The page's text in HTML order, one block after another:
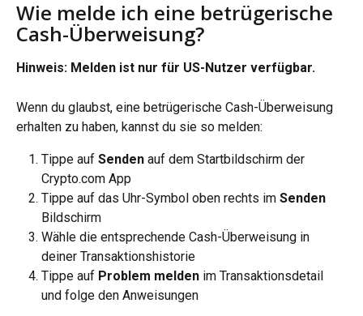
Wie melde ich eine betrügerische
Cash-Überweisung?
Hinweis: Melden ist nur für US-Nutzer verfügbar.
Wenn du glaubst, eine betrügerische Cash-Überweisung
erhalten zu haben, kannst du sie so melden:
Tippe auf Senden auf dem Startbildschirm der
Crypto.com App
Tippe auf das Uhr-Symbol oben rechts im Senden
Bildschirm
Wähle die entsprechende Cash-Überweisung in
deiner Transaktionshistorie
Tippe auf Problem melden im Transaktionsdetail
und folge den Anweisungen